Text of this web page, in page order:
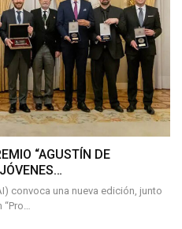
“AGUSTÍN DE
convoca una nueva edición, junto